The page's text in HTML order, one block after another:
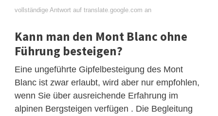
vollständige Antwort auf translate.google.com an
Kann man den Mont Blanc ohne
Führung besteigen?
Eine ungeführte Gipfelbesteigung des Mont
Blanc ist zwar erlaubt, wird aber nur empfohlen,
wenn Sie über ausreichende Erfahrung im
alpinen Bergsteigen verfügen . Die Begleitung